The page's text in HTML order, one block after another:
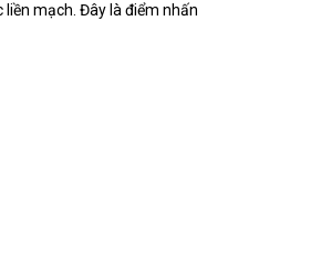
mạch. Đây là điểm nhấn